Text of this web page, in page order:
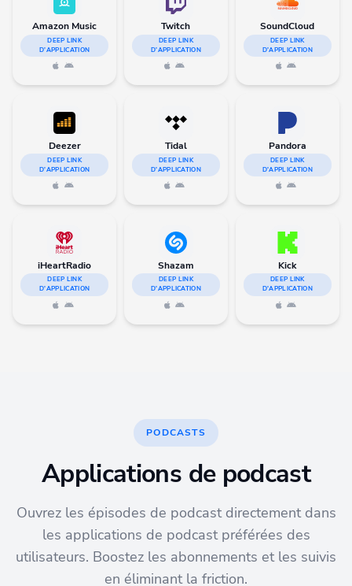
Amazon Music
DEEP LINK
D'APPLICATION
Twitch
DEEP LINK
D'APPLICATION
SoundCloud
DEEP LINK
D'APPLICATION
Deezer
DEEP LINK
D'APPLICATION
Tidal
DEEP LINK
D'APPLICATION
Pandora
DEEP LINK
D'APPLICATION
iHeartRadio
DEEP LINK
D'APPLICATION
Shazam
DEEP LINK
D'APPLICATION
Kick
DEEP LINK
D'APPLICATION
PODCASTS
Applications de podcast
Ouvrez les épisodes de podcast directement dans
les applications de podcast préférées des
utilisateurs. Boostez les abonnements et les suivis
en éliminant la friction.